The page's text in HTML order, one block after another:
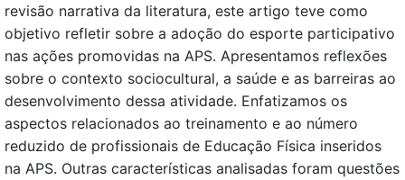
revisão narrativa da literatura, este artigo teve como
objetivo refletir sobre a adoção do esporte participativo
nas ações promovidas na APS. Apresentamos reflexões
sobre o contexto sociocultural, a saúde e as barreiras ao
desenvolvimento dessa atividade. Enfatizamos os
aspectos relacionados ao treinamento e ao número
reduzido de profissionais de Educação Física inseridos
na APS. Outras características analisadas foram questões